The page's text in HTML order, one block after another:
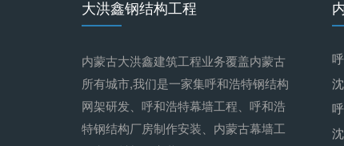
大洪鑫钢结构工程
内蒙古大洪鑫建筑工程业务覆盖内蒙古
所有城市,我们是一家集呼和浩特钢结构
网架研发、呼和浩特幕墙工程、呼和浩
特钢结构厂房制作安装、内蒙古幕墙工